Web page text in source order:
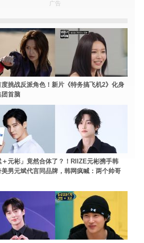
广告
挑战反派角色！新片《特务搞飞机2》化身
首脑
＋元彬」竟然合体了？！RIIZE元彬携手韩
美男元斌代言同品牌，韩网疯喊：两个帅哥